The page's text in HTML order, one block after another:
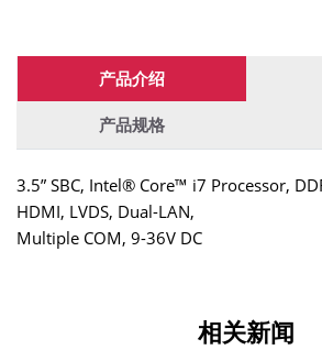
产品介绍
产品规格
3.5” SBC, Intel® Core™ i7 Processor,
HDMI, LVDS, Dual-LAN,
Multiple COM, 9-36V DC
相关新闻